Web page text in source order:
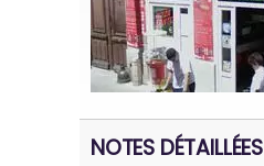
NOTES DÉTAILLÉES